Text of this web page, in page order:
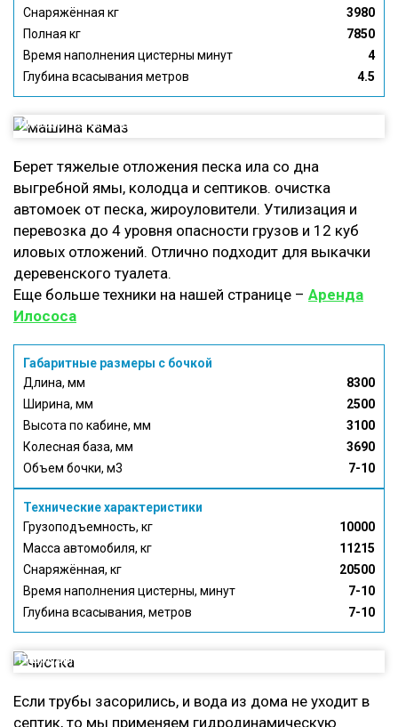
Снаряжённая кг
3980
Полная кг
7850
Время наполнения цистерны минут
4
Глубина всасывания метров
4.5
Илосос КО 507 на базе КАМАЗ
Берет тяжелые отложения песка ила со дна
выгребной ямы, колодца и септиков. очистка
автомоек от песка, жироуловители. Утилизация и
перевозка до 4 уровня опасности грузов и 12 куб
иловых отложений. Отлично подходит для выкачки
деревенского туалета.
Еще больше техники на нашей странице – Аренда
Илососа
Габаритные размеры с бочкой
Длина, мм
8300
Ширина, мм
2500
Высота по кабине, мм
3100
Колесная база, мм
3690
Объем бочки, м3
7-10
Технические характеристики
Грузоподъемность, кг
10000
Масса автомобиля, кг
11215
Снаряжённая, кг
20500
Время наполнения цистерны, минут
7-10
Глубина всасывания, метров
7-10
Гидродинамическая чистка Труб
Если трубы засорились, и вода из дома не уходит в
септик, то мы применяем гидродинамическую